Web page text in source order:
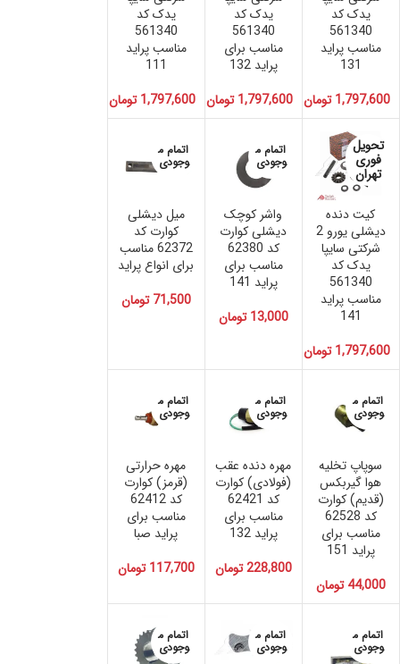
یدک کد
561340
مناسب پراید
131
1,797,600 تومان
یدک کد
561340
مناسب برای
پراید 132
1,797,600 تومان
یدک کد
561340
مناسب پراید
111
1,797,600 تومان
تحویل
فوری
تهران
کیت دنده
دیشلی یورو 2
شرکتی سایپا
یدک کد
561340
مناسب پراید
141
1,797,600 تومان
اتمام م
وجودی
واشر کوچک
دیشلی کوارت
کد 62380
مناسب برای
پراید 141
13,000 تومان
اتمام م
وجودی
میل دیشلی
کوارت کد
62372 مناسب
برای انواع پراید
71,500 تومان
اتمام م
وجودی
سوپاپ تخلیه
هوا گیربکس
(قدیم) کوارت
کد 62528
مناسب برای
پراید 151
44,000 تومان
اتمام م
وجودی
مهره دنده عقب
(فولادی) کوارت
کد 62421
مناسب برای
پراید 132
228,800تومان
اتمام م
وجودی
مهره حرارتی
(قرمز) کوارت
کد 62412
مناسب برای
پراید صبا
117,700 تومان
اتمام م
وجودی
اتمام م
وجودی
اتمام م
وجودی